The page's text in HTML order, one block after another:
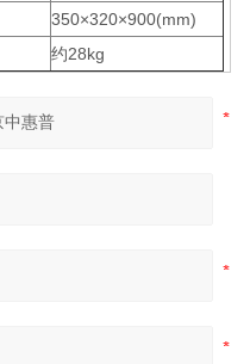
350×320×900(mm)
约28kg